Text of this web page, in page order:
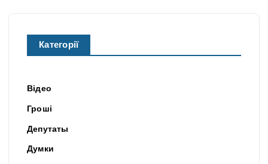
Категорії
Відео
Гроші
Депутаты
Думки